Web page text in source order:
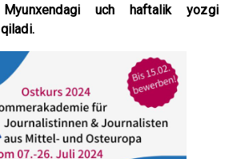
uch haftalik yozgi